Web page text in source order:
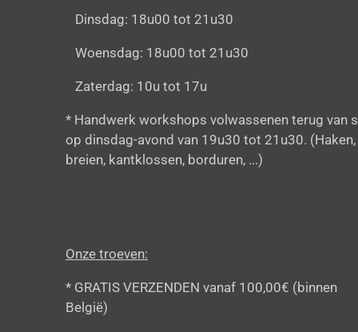
Dinsdag: 18u00 tot 21u30
Woensdag: 18u00 tot 21u30
Zaterdag: 10u tot 17u
* Handwerk workshops volwassenen terug van
op dinsdag-avond van 19u30 tot 21u30. (Haken,
breien, kantklossen, borduren, ...)
Onze troeven:
* GRATIS VERZENDEN vanaf 100,00€ (binnen
België)